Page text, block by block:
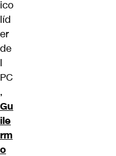
ico
líd
er
de
l
PC
,
Gu
ile
rm
o